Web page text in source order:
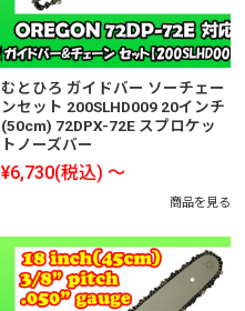
むとひろ ガイドバー ソーチェー
ンセット 200SLHD009 20インチ
(50cm) 72DPX-72E スプロケッ
トノーズバー
¥6,730(税込) ～
商品を見る